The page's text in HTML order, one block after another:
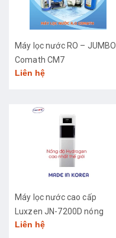
Máy lọc nước RO – JUMBO
Comath CM7
Liên hệ
Máy lọc nước cao cấp
Luxzen JN-7200D nóng
lạnh
Liên hệ